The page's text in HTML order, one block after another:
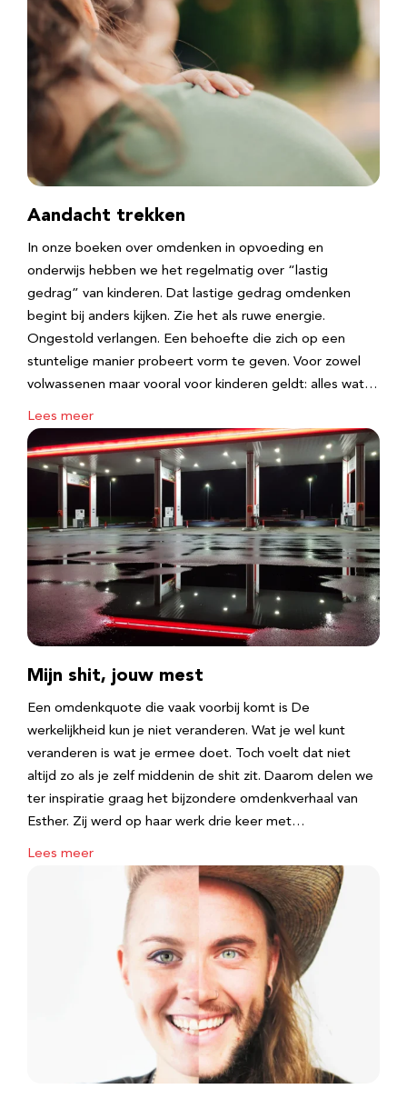
Aandacht trekken
In onze boeken over omdenken in opvoeding en
onderwijs hebben we het regelmatig over “lastig
gedrag” van kinderen. Dat lastige gedrag omdenken
begint bij anders kijken. Zie het als ruwe energie.
Ongestold verlangen. Een behoefte die zich op een
stuntelige manier probeert vorm te geven. Voor zowel
volwassenen maar vooral voor kinderen geldt: alles wat…
Lees meer
Mijn shit, jouw mest
Een omdenkquote die vaak voorbij komt is De
werkelijkheid kun je niet veranderen. Wat je wel kunt
veranderen is wat je ermee doet. Toch voelt dat niet
altijd zo als je zelf middenin de shit zit. Daarom delen we
ter inspiratie graag het bijzondere omdenkverhaal van
Esther. Zij werd op haar werk drie keer met…
Lees meer